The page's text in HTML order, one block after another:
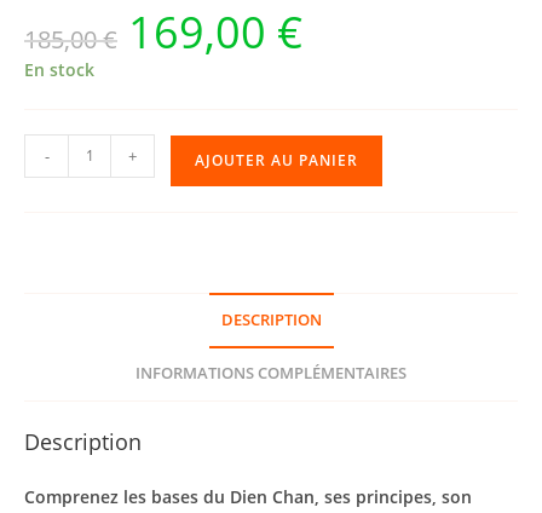
185,00€
Le
prix
initial
169,00 €Le
En stock
quantité
de
- + AJOUTER AU PANIER
DESCRIPTION
INFORMATIONS COMPLÉMENTAIRES
Description
Comprenez les bases du Dien Chan, ses principes, son